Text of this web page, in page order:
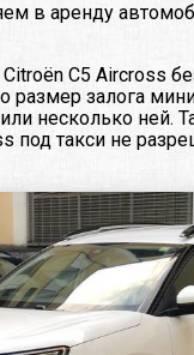
в аренду
C5 Aircross
размер залога
несколько ней.
под такси не